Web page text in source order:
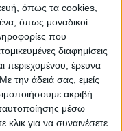
όπως τα cookies,
όπως μοναδικοί
που
διαφημίσεις
περιεχομένου, έρευνα
Με την άδειά σας, εμείς
ακριβή
μέσω
για να συναινέσετε
ΕΠΟΜΕΝΟ ΑΡΘΡΟ
Έργα αντιπλημμυρικής
ύψους 1,19 εκατ.
σε Πάμισο και Ενιπέα